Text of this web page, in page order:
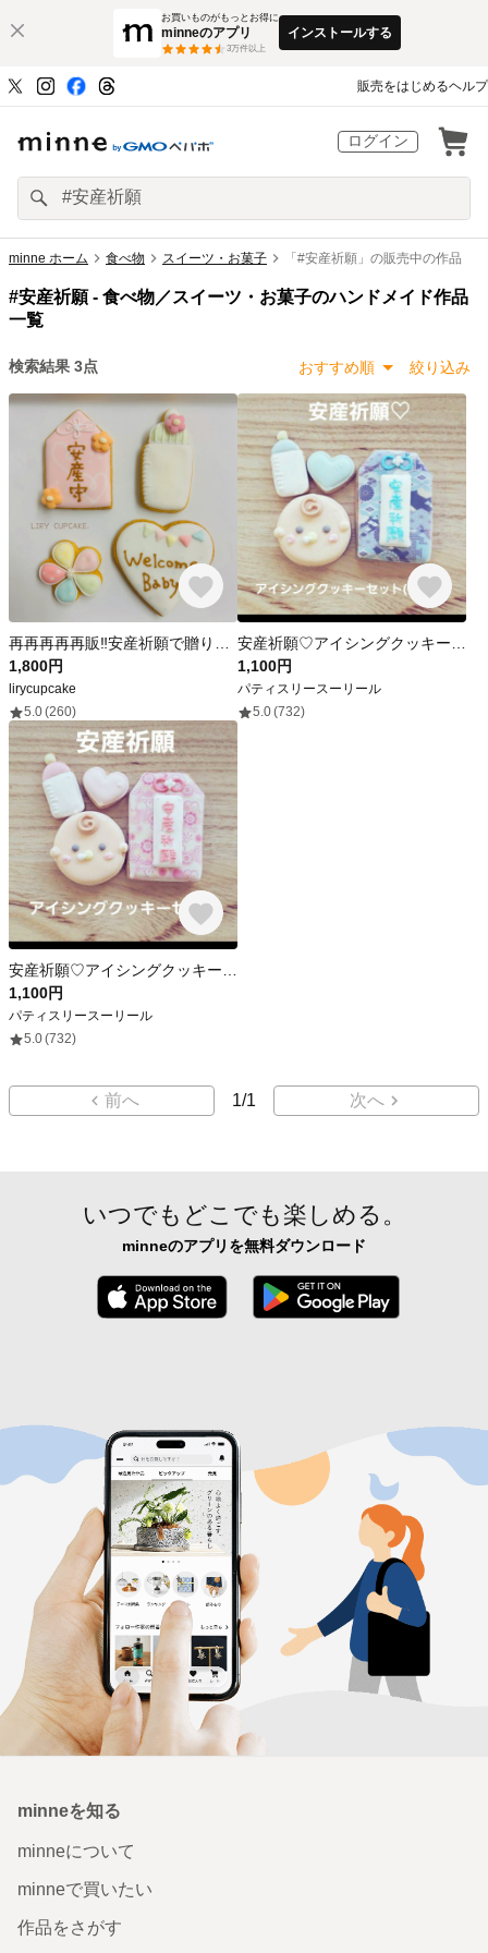
お買いものがもっとお得に
minneのアプリ
3万件以上
インストールする
販売をはじめるヘルプ
ログイン
minne ホーム 食べ物 スイーツ・お菓子 「#安産祈願」の販売中の作品
#安産祈願 - 食べ物／スイーツ・お菓子のハンドメイド作品
一覧
おすすめ順 絞り込み
検索結果 3点
1,800円
lirycupcake
5.0(260)
1,100円
パティスリースーリール
5.0(732)
1,100円
パティスリースーリール
5.0(732)
前へ 1/1 次へ
いつでもどこでも楽しめる。
minneのアプリを無料ダウンロード
minneを知る
minneについて
minneで買いたい
作品をさがす